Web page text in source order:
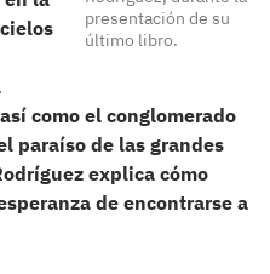
presentación de su
último libro.
como el conglomerado
paraíso de las grandes
explica cómo
de encontrarse a